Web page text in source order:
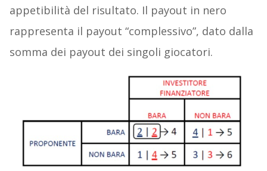
appetibilità del risultato. Il payout in nero
rappresenta il payout “complessivo”, dato dalla
somma dei payout dei singoli giocatori.